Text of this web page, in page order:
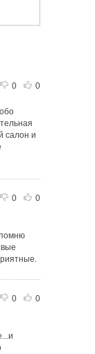
0 0
салон и
0 0
0 0